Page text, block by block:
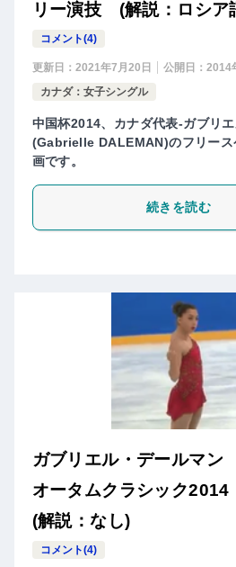
リー演技 (解説：ロシア
コメント(4)
更新日： 2021年7月20日 公開日： 2014
カナダ：女子シングル
中国杯2014、カナダ代表-ガブリ
(Gabrielle DALEMAN)のフリース
画です。
続きを読む
ガブリエル・デールマ
オータムクラシック
(解説：なし)
コメント(4)